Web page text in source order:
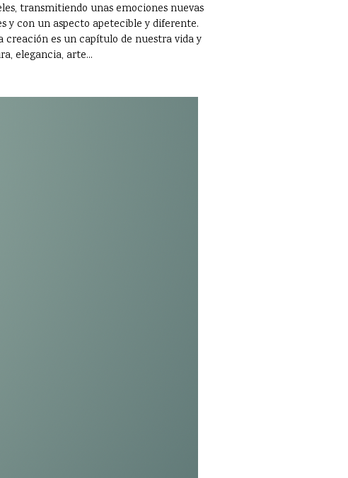
transmitiendo unas emociones nuevas
y con un aspecto apetecible y diferente.
creación es un capítulo de nuestra vida y
elegancia, arte...